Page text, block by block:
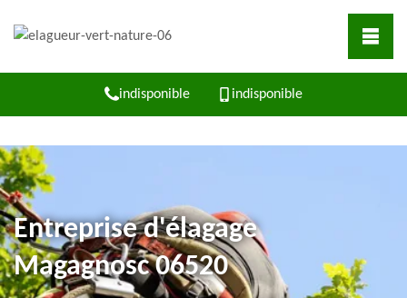
indisponible indisponible
Entreprise d'élagage
Magagnosc 06520